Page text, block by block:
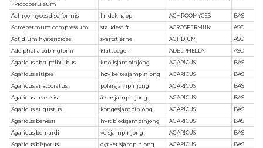
lividocoeruleum
Achroomyces disciformis lindeknapp ACHROOMYCES
BAS
Acrospermum compressum
staudestift ACROSPERMUM
ASC
Actidium hysterioides
svartstjerne ACTIDIUM
ASC
Adelphella babingtonii
klattbeger ADELPHELLA
ASC
Agaricus abruptibulbus
knollsjampinjong AGARICUS
BAS
Agaricus altipes
høy beitesjampinjong AGARICUS
BAS
Agaricus aristocratus
polarsjampinjong AGARICUS
BAS
Agaricus arvensis
åkersjampinjong AGARICUS
BAS
Agaricus augustus
kongesjampinjong AGARICUS
BAS
Agaricus benesii
hvit blodsjampinjong AGARICUS
BAS
Agaricus bernardi
veisjampinjong AGARICUS
BAS
Agaricus bisporus
dyrket sjampinjong AGARICUS
BAS